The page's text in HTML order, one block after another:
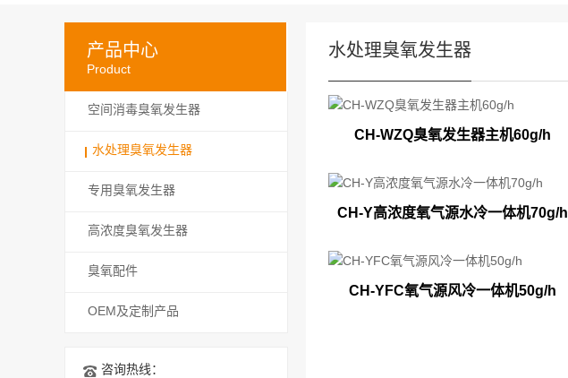
产品中心
Product
空间消毒臭氧发生器
水处理臭氧发生器
专用臭氧发生器
高浓度臭氧发生器
臭氧配件
OEM及定制产品
咨询热线：
水处理臭氧发生器
CH-WZQ臭氧发生器主机60g/h
CH-Y高浓度氧气源水冷一体机70g/h
CH-YFC氧气源风冷一体机50g/h